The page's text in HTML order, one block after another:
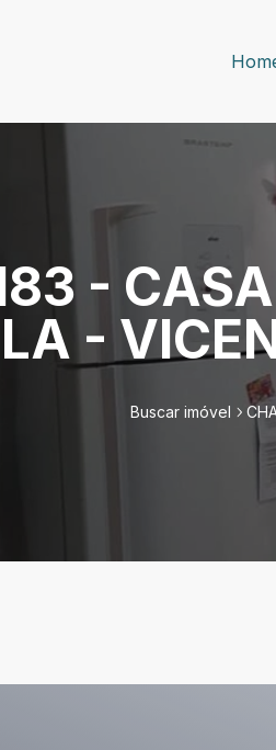
-
-
Buscar imóvel